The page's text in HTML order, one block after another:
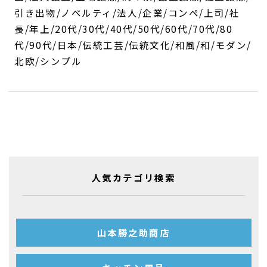
引き出物/ノベルティ/法人/企業/コンペ/上司/社
長/年上/20代/30代/40代/50代/60代/70代/80
代/90代/日本/伝統工芸/伝統文化/和風/和/モダン/
北欧/シンプル
人気カテゴリ検索
山本勝之助商店